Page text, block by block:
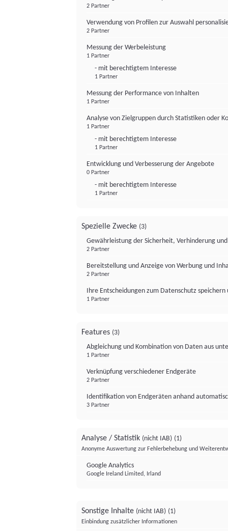
2 Partner
Verwendung von Profilen zur Auswahl
2 Partner
Messung der Werbeleistung
1 Partner
- mit berechtigtem Interesse
1 Partner
Messung der Performance von Inhalten
1 Partner
Analyse von Zielgruppen durch Statistiken oder
1 Partner
- mit berechtigtem Interesse
1 Partner
Entwicklung und Verbesserung der Angebote
0 Partner
- mit berechtigtem Interesse
1 Partner
Spezielle Zwecke (3)
Gewährleistung der Sicherheit, Verhinderung
2 Partner
Bereitstellung und Anzeige von Werbung und
2 Partner
Ihre Entscheidungen zum Datenschutz
1 Partner
Features (3)
Abgleichung und Kombination von Daten aus
1 Partner
Verknüpfung verschiedener Endgeräte
2 Partner
Identifikation von Endgeräten anhand
3 Partner
Analyse / Statistik (nicht IAB) (1)
Anonyme Auswertung zur Fehlerbehebung und
Google Analytics
Google Ireland Limited, Irland
Sonstige Inhalte (nicht IAB) (1)
Einbindung zusätzlicher Informationen